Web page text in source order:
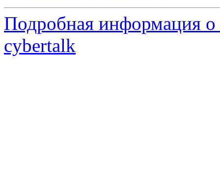
Подробная информация о
cybertalk